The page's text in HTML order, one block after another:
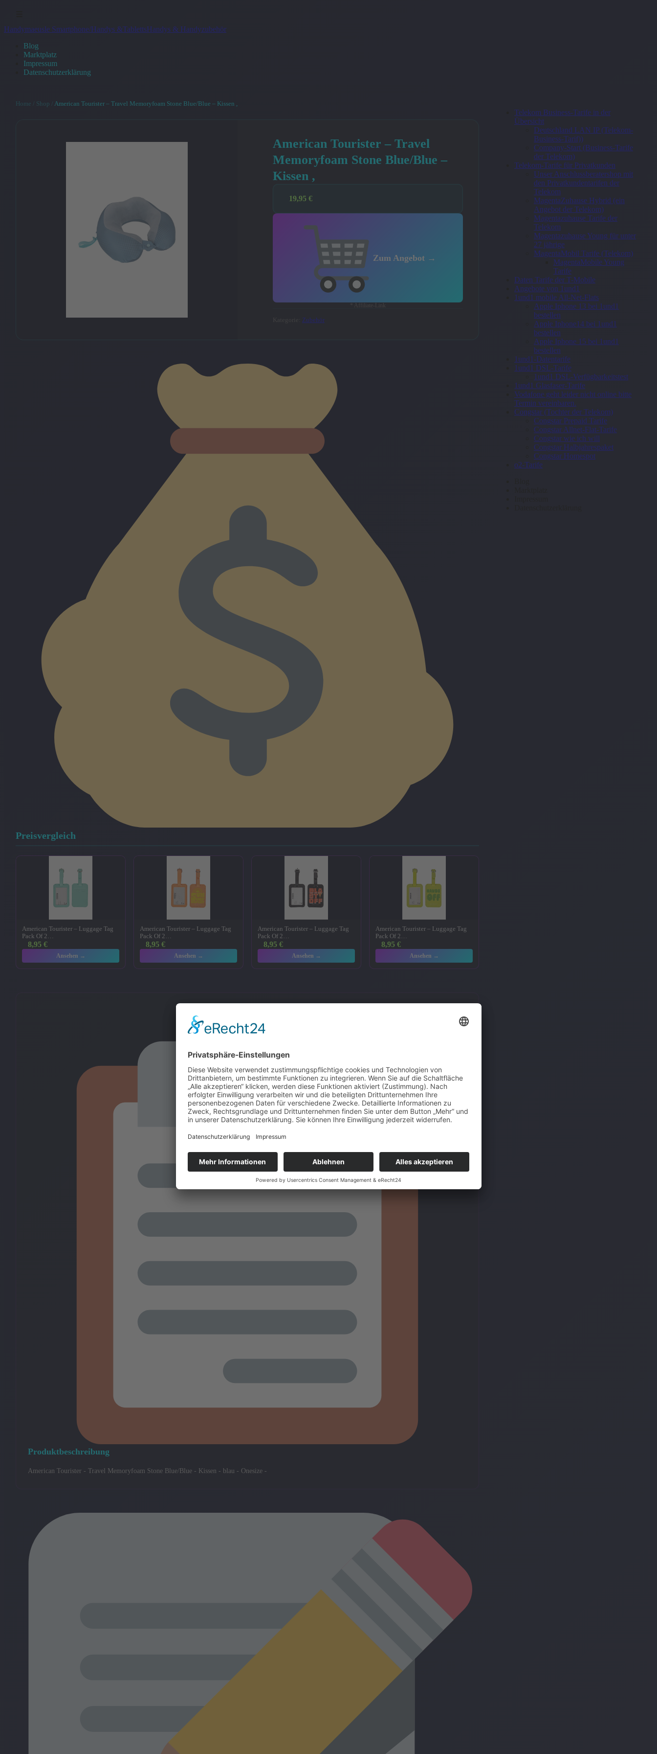
Handymaeusle Smartphone/Handys &TablettsHandys & Handyzubehör
Blog
Marktplatz
Impressum
Datenschutzerklärung
Home Shop American Tourister – Travel Memoryfoam Stone Blue/Blue – Kissen ,
American Tourister – Travel
Memoryfoam Stone Blue/Blue –
Kissen ,
19,95 €
Zum Angebot →
Kategorie: Zubehör
Preisvergleich
American Tourister – Luggage Tag
Pack Of 2…
8,95 €
Ansehen →
American Tourister – Luggage Tag
Pack Of 2…
8,95 €
Ansehen →
American Tourister – Luggage Tag
Pack Of 2…
8,95 €
Ansehen →
American Tourister – Luggage Tag
Pack Of 2…
8,95 €
Ansehen →
Produktbeschreibung
American Tourister - Travel Memoryfoam Stone Blue/Blue - Kissen - blau - Onesize -
Telekom Business-Tarife in der
Übersicht
Deutschland LAN IP (Telekom-
Business-Tarif))
Company-Start (Business-Tarife
der Telekom)
Telekom-Tarife für Privatkunden
Unser Anschlussberatershop mit
den Privatkundentarifen der
Telekom
MagentaZuhause Hybrid (ein
Angebot der Telekom)
Magentazuhause Tarife der
Telekom
Magentazuhause Young für unter
27 jährige
MagentaMobil Tarife (Telekom)
MagentaMobile Young
Tarife
Daten Tarife der T-Mobile
Angebote von 1und1
1und1 mobile All-Net-Flats
Apple Iphone 13 bei 1und1
bestellen
Apple Iphone14 bei 1und1
bestellen
Apple Iphone 15 bei 1und1
bestellen
1und1-Datentarife
1und1 DSL-Tarife
1und1 DSL-Verfügbarkeitstest
1und1 Glasfaser-Tarife
Vodafone geht leider nicht online bitte
Termin vereinbaren.
Congstar (Tochter der Telekom)
Congstar Prepaid Tarife
Congstar Allnet-Flat-Tarife
Congstar wie ich will
Congstar Halbjahrespaket
Congstar Homespot
o2-Tarife